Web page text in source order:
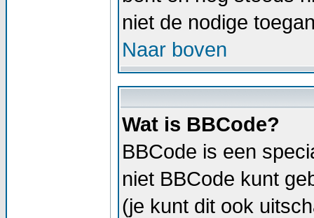
niet de nodige
Naar boven
Wat is BBCode?
BBCode is een
niet BBCode kunt
(je kunt dit ook